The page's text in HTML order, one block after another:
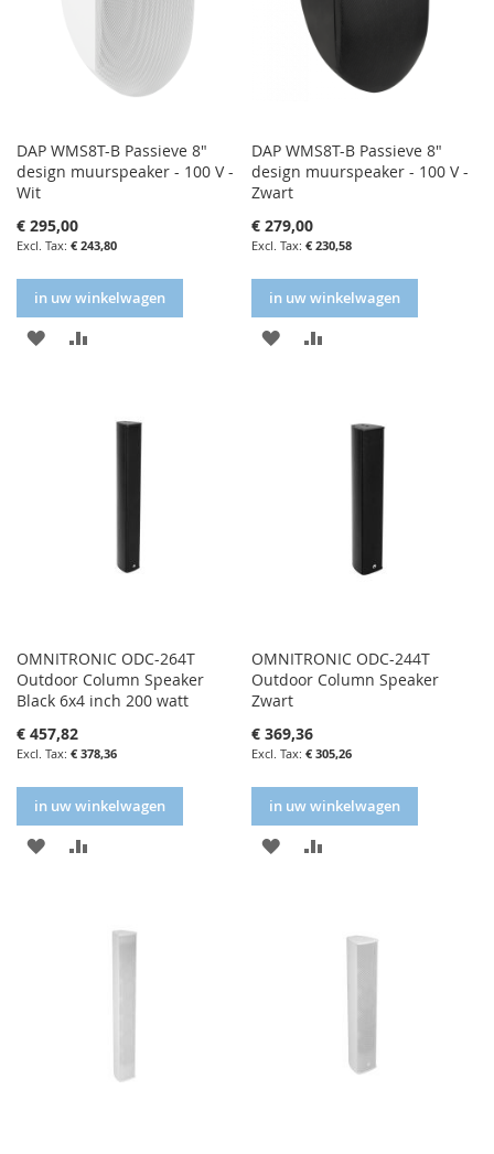
DAP WMS8T-B Passieve 8"
design muurspeaker - 100 V -
Wit
€ 295,00
€ 243,80
in uw winkelwagen
IN
DAP WMS8T-B Passieve 8"
design muurspeaker - 100 V -
Zwart
€ 279,00
€ 230,58
in uw winkelwagen
IN
OMNITRONIC ODC-264T
Outdoor Column Speaker
Black 6x4 inch 200 watt
€ 457,82
€ 378,36
in uw winkelwagen
IN
OMNITRONIC ODC-244T
Outdoor Column Speaker
Zwart
€ 369,36
€ 305,26
in uw winkelwagen
IN